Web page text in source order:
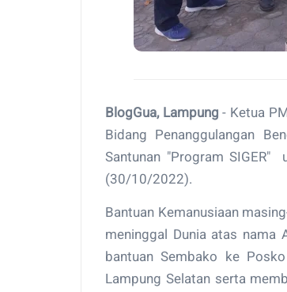
BlogGua, Lampung - Ketua
Bidang Penanggulangan
Santunan "Program SIGER"
(30/10/2022).
Bantuan Kemanusiaan
meninggal Dunia atas nama
bantuan Sembako ke
Lampung Selatan serta